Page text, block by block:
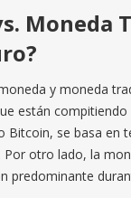
Moneda
y moneda
están
Bitcoin, se basa en
Por otro lado, la
predominante